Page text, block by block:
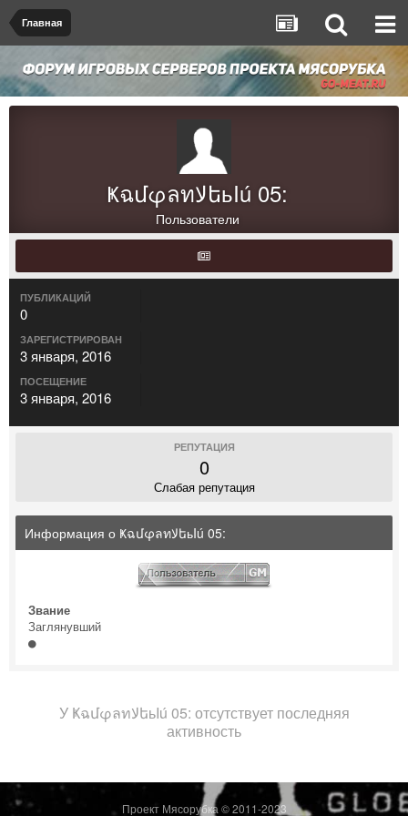
Главная
ҜฉմφลทﻻեьIú 05:
Пользователи
ПУБЛИКАЦИЙ
0
ЗАРЕГИСТРИРОВАН
3 января, 2016
ПОСЕЩЕНИЕ
3 января, 2016
РЕПУТАЦИЯ
0
Слабая репутация
Информация о ҜฉմφลทﻻեьIú 05:
Звание
Заглянувший
У ҜฉմφลทﻻեьIú 05: отсутствует последняя
активность
Проект Мясорубка © 2011-2023